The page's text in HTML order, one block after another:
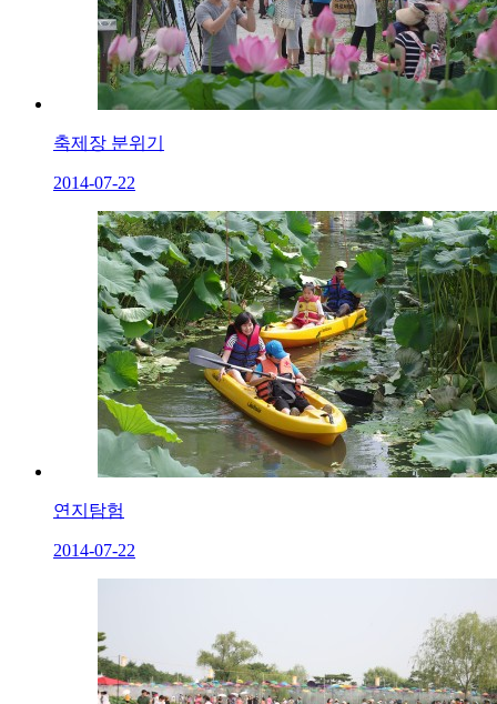
축제장 분위기
2014-07-22
연지탐험
2014-07-22